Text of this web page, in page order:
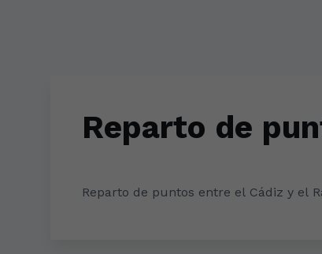
Reparto de
Reparto de puntos entre el Cádiz y el